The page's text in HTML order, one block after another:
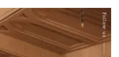
Follow us